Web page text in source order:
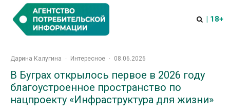
| 18+
Дарина Калугина · Интересное · 08.06.2026
В Буграх открылось первое в 2026 году
благоустроенное пространство по
нацпроекту «Инфраструктура для жизни»